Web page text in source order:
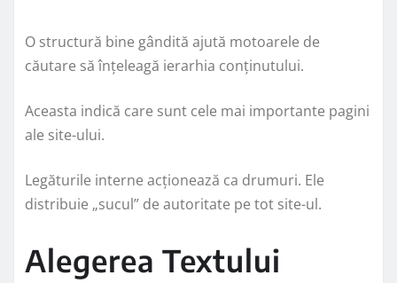
O structură bine gândită ajută motoarele de
căutare să înțeleagă ierarhia conținutului.
Aceasta indică care sunt cele mai importante pagini
ale site-ului.
Legăturile interne acționează ca drumuri. Ele
distribuie „sucul” de autoritate pe tot site-ul.
Alegerea Textului